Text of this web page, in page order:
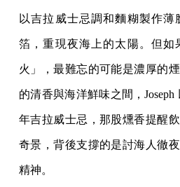
以吉拉威士忌調和麵糊製作
箔，重現夜海上的太陽。但如
火」，最難忘的可能是濃厚的
的清香與海洋鮮味之間，
年吉拉威士忌，那股燻香提醒
奇景，背後支撐的是討海人徹
精神。